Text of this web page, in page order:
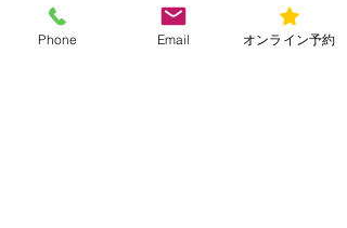
平日
9:00～13:00/15:00～20:00
Phone Email オンライン予約